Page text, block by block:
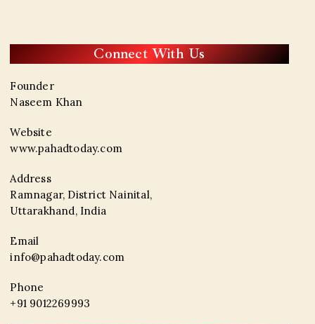
Connect With Us
Founder
Naseem Khan
Website
www.pahadtoday.com
Address
Ramnagar, District Nainital,
Uttarakhand, India
Email
info@pahadtoday.com
Phone
+91 9012269993